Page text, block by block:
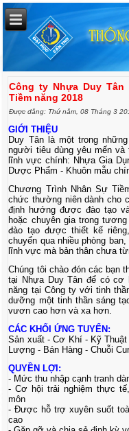
Công ty Nhựa Duy
Tiềm năng 2018
Được đăng: Thứ năm, 08 Tháng 3
GIỚI THIỆU
Duy Tân là một trong
người tiêu dùng yêu mến và
lĩnh vực chính: Nhựa Gia
Dược Phẩm - Khuôn mẫu
Chương Trình Nhân Sự
chức thường niên dành cho
định hướng được đào tạo
hoặc chuyên gia trong
đào tạo được thiết kế
chuyển qua nhiều phòng
lĩnh vực mà bản thân chưa
Chúng tôi chào đón các bạn
tại Nhựa Duy Tân để có cơ
năng tại Công ty với tinh
dưỡng một tinh thần sáng
vươn cao hơn và xa hơn.
CÁC KHỐI ỨNG TUYỂN:
Sản xuất - Cơ Khí - Kỹ
Lượng - Bán Hàng - Chuỗi
QUYỀN LỢI:
- Mức thu nhập cạnh tranh
- Cơ hội trải nghiệm thực
môn
- Được hỗ trợ xuyên suốt
cao